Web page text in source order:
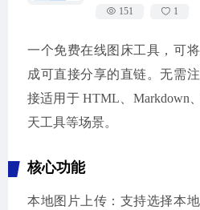
151
1
一个免费在线图床工具，可
成可直接分享的直链。无需
接适用于 HTML、Markdown
天工具等场景。
核心功能
本地图片上传：支持选择本